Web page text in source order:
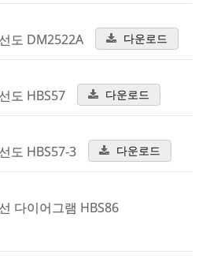
도 DM2522A 다운로드
도 HBS57 다운로드
도 HBS57-3 다운로드
다이어그램 HBS86